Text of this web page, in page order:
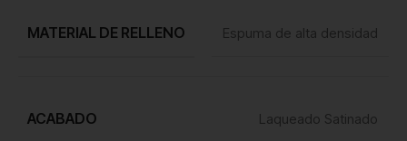
MATERIAL DE RELLENO Espuma de alta densidad
ACABADO Laqueado Satinado